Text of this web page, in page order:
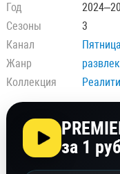
Год
Сезоны
3
Канал
Пятница
Жанр
Коллекция
за 1